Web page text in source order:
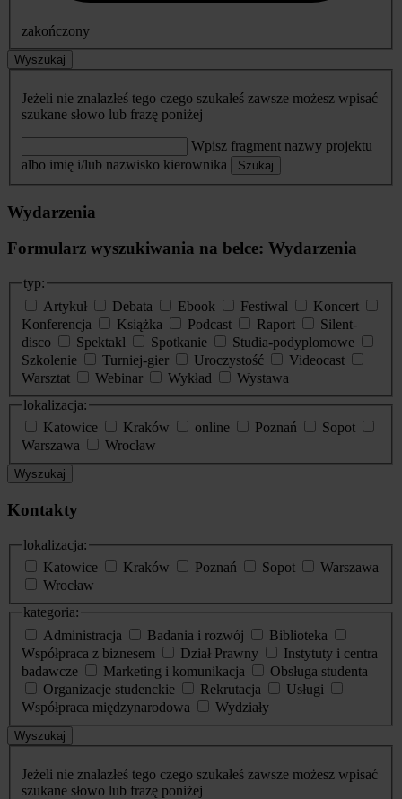
zakończony
Wyszukaj
Jeżeli nie znalazłeś tego czego szukałeś zawsze możesz wpisać
szukane słowo lub frazę poniżej
Wpisz fragment nazwy projektu
albo imię i/lub nazwisko kierownika
Szukaj
Wydarzenia
Formularz wyszukiwania na belce: Wydarzenia
typ:
Artykuł
Debata Ebook Festiwal
Koncert
Konferencja
Książka Podcast Raport
Silent-
disco
Spektakl Spotkanie
Studia-podyplomowe
Szkolenie
Turniej-gier Uroczystość
Videocast
Warsztat
Webinar Wykład
Wystawa
lokalizacja:
Katowice
Kraków online Poznań
Sopot
Warszawa
Wrocław
Wyszukaj
Kontakty
lokalizacja:
Katowice
Kraków Poznań Sopot
Warszawa
Wrocław
kategoria:
Administracja
Badania i rozwój
Biblioteka
Współpraca z biznesem
Dział Prawny
Instytuty i centra
badawcze
Marketing i komunikacja
Obsługa studenta
Organizacje studenckie
Rekrutacja
Usługi
Współpraca międzynarodowa
Wydziały
Wyszukaj
Jeżeli nie znalazłeś tego czego szukałeś zawsze możesz wpisać
szukane słowo lub frazę poniżej